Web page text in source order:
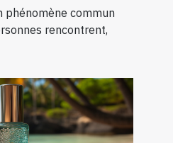
phénomène commun
rencontrent,